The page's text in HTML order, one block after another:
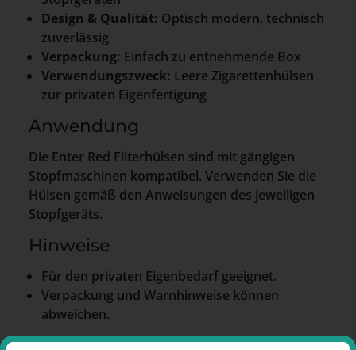
Design & Qualität: Optisch modern, technisch
zuverlässig
Verpackung: Einfach zu entnehmende Box
Verwendungszweck: Leere Zigarettenhülsen
zur privaten Eigenfertigung
Anwendung
Die Enter Red Filterhülsen sind mit gängigen
Stopfmaschinen kompatibel. Verwenden Sie die
Hülsen gemäß den Anweisungen des jeweiligen
Stopfgeräts.
Hinweise
Für den privaten Eigenbedarf geeignet.
Verpackung und Warnhinweise können
abweichen.